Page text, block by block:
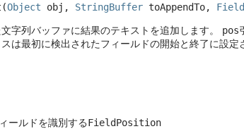
(Object obj, StringBuffer toAppendTo,
字列バッファに結果のテキストを追加します。 pos
は最初に検出されたフィールドの開始と終了に設定
ールドを識別するFieldPosition